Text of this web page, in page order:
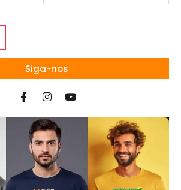
Siga-nos